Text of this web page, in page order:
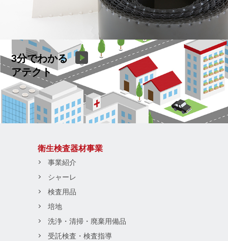
3分でわかる
アテクト
衛生検査器材事業
事業紹介
シャーレ
検査用品
培地
洗浄・清掃・廃棄用備品
受託検査・検査指導